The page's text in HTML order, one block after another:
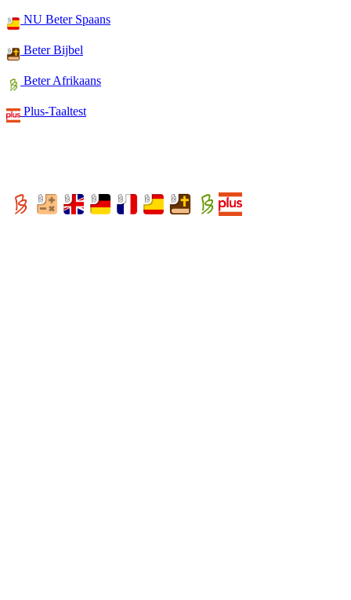
NU Beter Spaans
Beter Bijbel
Beter Afrikaans
Plus-Taaltest